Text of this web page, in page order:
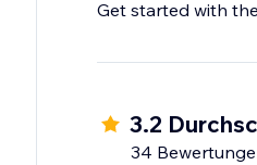
Get started with
for your site.
3.2
34